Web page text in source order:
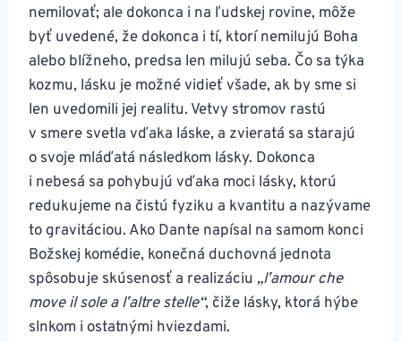
nemilovať; ale dokonca i na ľudskej rovine, môže
byť uvedené, že dokonca i tí, ktorí nemilujú Boha
alebo blížneho, predsa len milujú seba. Čo sa týka
kozmu, lásku je možné vidieť všade, ak by sme si
len uvedomili jej realitu. Vetvy stromov rastú
v smere svetla vďaka láske, a zvieratá sa starajú
o svoje mláďatá následkom lásky. Dokonca
i nebesá sa pohybujú vďaka moci lásky, ktorú
redukujeme na čistú fyziku a kvantitu a nazývame
to gravitáciou. Ako Dante napísal na samom konci
Božskej komédie, konečná duchovná jednota
spôsobuje skúsenosť a realizáciu „lʼamour che
move il sole a lʼaltre stelle“, čiže lásky, ktorá hýbe
slnkom i ostatnými hviezdami.